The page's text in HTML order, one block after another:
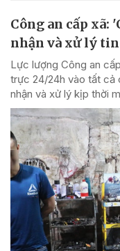
Công an cấp xã:
nhận và xử lý tin
Lực lượng Công an
trực 24/24h vào tất cả
nhận và xử lý kịp thời